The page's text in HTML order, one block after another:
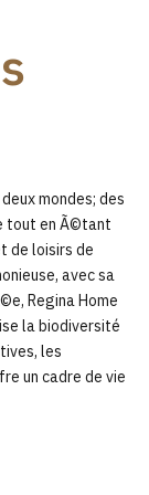
mondes; des
tout en Ã©tant
de loisirs de
avec sa
Regina Home
la biodiversité
les
un cadre de vie